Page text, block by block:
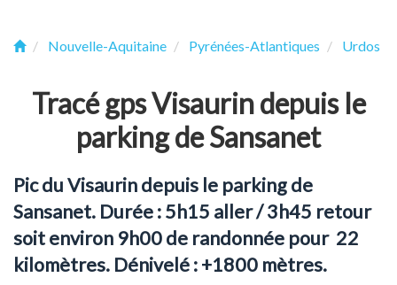
Nouvelle-Aquitaine Pyrénées-Atlantiques Urdos
Tracé gps Visaurin depuis le
parking de Sansanet
Pic du Visaurin depuis le parking de
Sansanet. Durée : 5h15 aller / 3h45 retour
soit environ 9h00 de randonnée pour 22
kilomètres. Dénivelé : +1800 mètres.